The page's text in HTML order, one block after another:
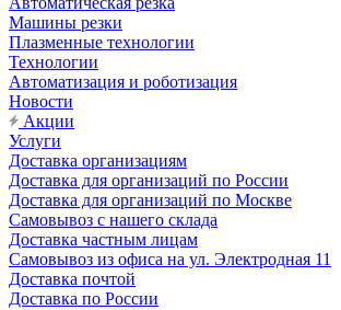
Машины резки
Плазменные технологии
Технологии
Автоматизация и роботизация
Новости
Акции
Услуги
Доставка организациям
Доставка для организаций по России
Доставка для организаций по Москве
Самовывоз с нашего склада
Доставка частным лицам
Самовывоз из офиса на ул. Электродная 11
Доставка почтой
Доставка по России